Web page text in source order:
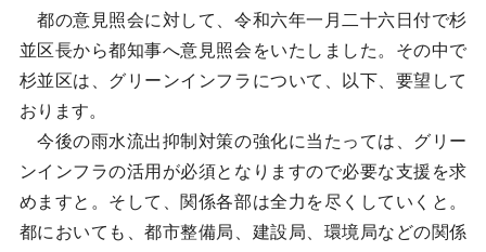
都の意見照会に対して、令和六年一月二十六日付で杉
並区長から都知事へ意見照会をいたしました。その中で
杉並区は、グリーンインフラについて、以下、要望して
おります。
今後の雨水流出抑制対策の強化に当たっては、グリー
ンインフラの活用が必須となりますので必要な支援を求
めますと。そして、関係各部は全力を尽くしていくと。
都においても、都市整備局、建設局、環境局などの関係